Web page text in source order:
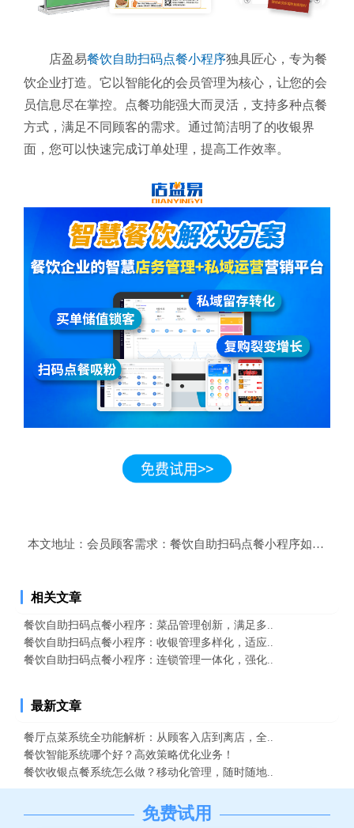
店盈易餐饮自助扫码点餐小程序独具匠心，专为餐
饮企业打造。它以智能化的会员管理为核心，让您的会
员信息尽在掌控。点餐功能强大而灵活，支持多种点餐
方式，满足不同顾客的需求。通过简洁明了的收银界
面，您可以快速完成订单处理，提高工作效率。
本文地址： 会员顾客需求：餐饮自助扫码点餐小程序如何精准
相关文章
餐饮自助扫码点餐小程序：菜品管理创新，满足多..
餐饮自助扫码点餐小程序：收银管理多样化，适应..
餐饮自助扫码点餐小程序：连锁管理一体化，强化..
最新文章
餐厅点菜系统全功能解析：从顾客入店到离店，全..
餐饮智能系统哪个好？高效策略优化业务！
餐饮收银点餐系统怎么做？移动化管理，随时随地..
免费试用